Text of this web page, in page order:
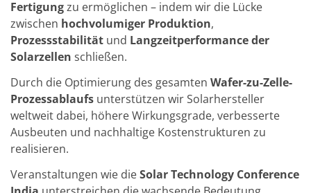
Fab
Footprint
SECS/GEM
Einzelwafer Bearbeitung
TruEtch®
Marangoni Dryer
Karriere
Benefits
Ausbildung & Studium
RENA_Benefits
Ausbildung
Studium
Praktikum
News Ausbildung & Studium
Fertigungzu ermöglichen – indem wir die Lücke
zwischen hochvolumiger Produktion,
Prozessstabilität und Langzeitperformance der
Solarzellen schließen.
Durch die Optimierung des gesamten Wafer-zu-Zelle-
Prozessablaufs unterstützen wir Solarhersteller
weltweit dabei, höhere Wirkungsgrade, verbesserte
Ausbeuten und nachhaltige Kostenstrukturen zu
realisieren.
Veranstaltungen wie dieSolar Technology Conference